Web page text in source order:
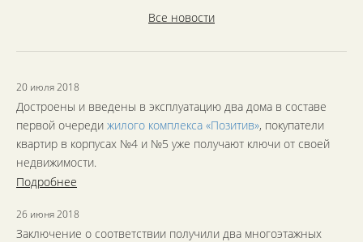
Все новости
20 июля 2018
Достроены и введены в эксплуатацию два дома в составе
первой очереди жилого комплекса «Позитив», покупатели
квартир в корпусах №4 и №5 уже получают ключи от своей
недвижимости.
Подробнее
26 июня 2018
Заключение о соответствии получили два многоэтажных